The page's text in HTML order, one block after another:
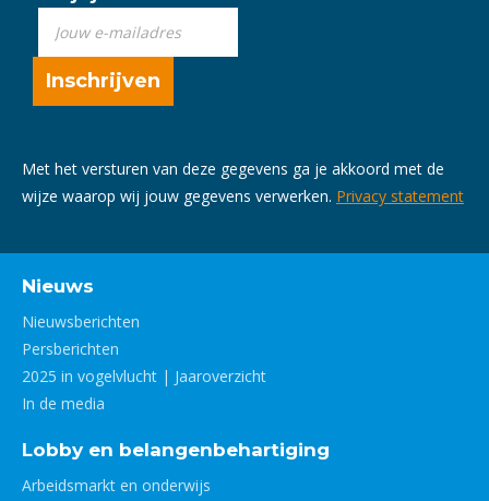
Met het versturen van deze gegevens ga je akkoord met de
wijze waarop wij jouw gegevens verwerken. Privacy statement
Nieuws
Nieuwsberichten
Persberichten
2025 in vogelvlucht | Jaaroverzicht
In de media
Lobby en belangenbehartiging
Arbeidsmarkt en onderwijs